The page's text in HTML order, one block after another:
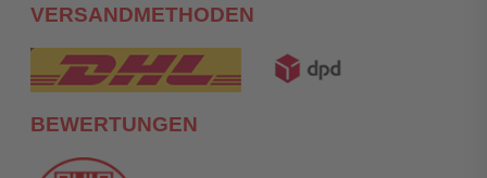
VERSANDMETHODEN
BEWERTUNGEN